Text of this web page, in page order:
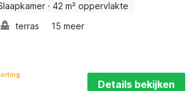
· 42 m² oppervlakte
terras 15 meer
Details bekijken